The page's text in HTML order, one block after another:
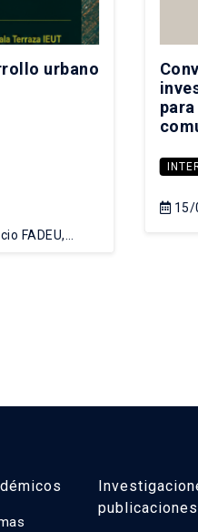
urbano
FADEU,
15/
publicaciones